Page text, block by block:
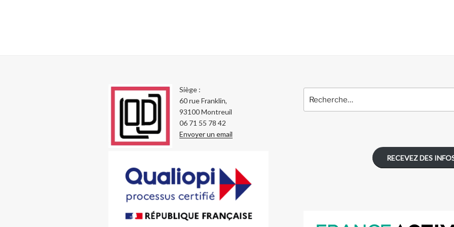
Siège :
60 rue Franklin,
93100 Montreuil
06 71 55 78 42
Envoyer un email
pour
RECEVEZ DES